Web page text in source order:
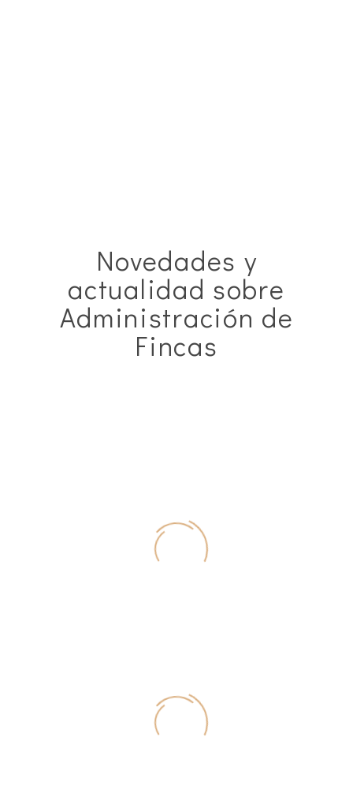
Novedades y
actualidad sobre
Administración de
Fincas